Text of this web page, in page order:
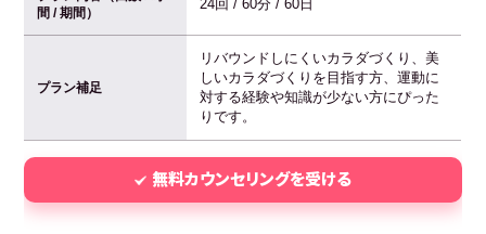
間 / 期間）
24回 / 60分 / 60日
プラン補足
リバウンドしにくいカラダづくり、美
しいカラダづくりを目指す方、運動に
対する経験や知識が少ない方にぴった
りです。
無料カウンセリングを受ける